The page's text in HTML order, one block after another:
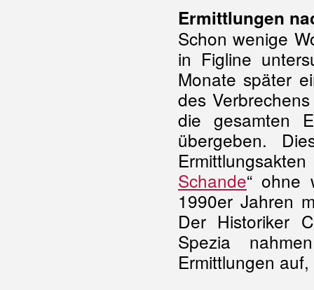
Ermittlungen
Schon wenige
in Figline
Monate später
des
die gesamten
übergeben.
Schande“ ohne
1990er Jahren
Der Historiker
Spezia
Ermittlungen